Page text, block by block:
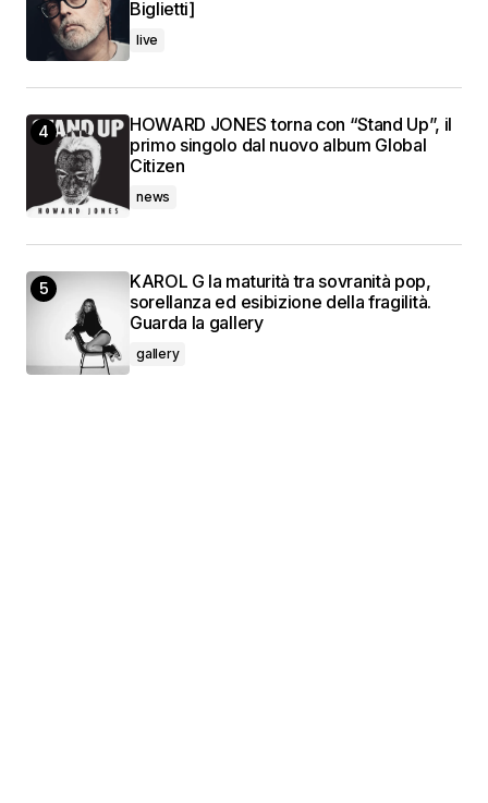
Biglietti]
live
HOWARD JONES torna con “Stand Up”, il
primo singolo dal nuovo album Global
Citizen
news
KAROL G la maturità tra sovranità pop,
sorellanza ed esibizione della fragilità.
Guarda la gallery
gallery